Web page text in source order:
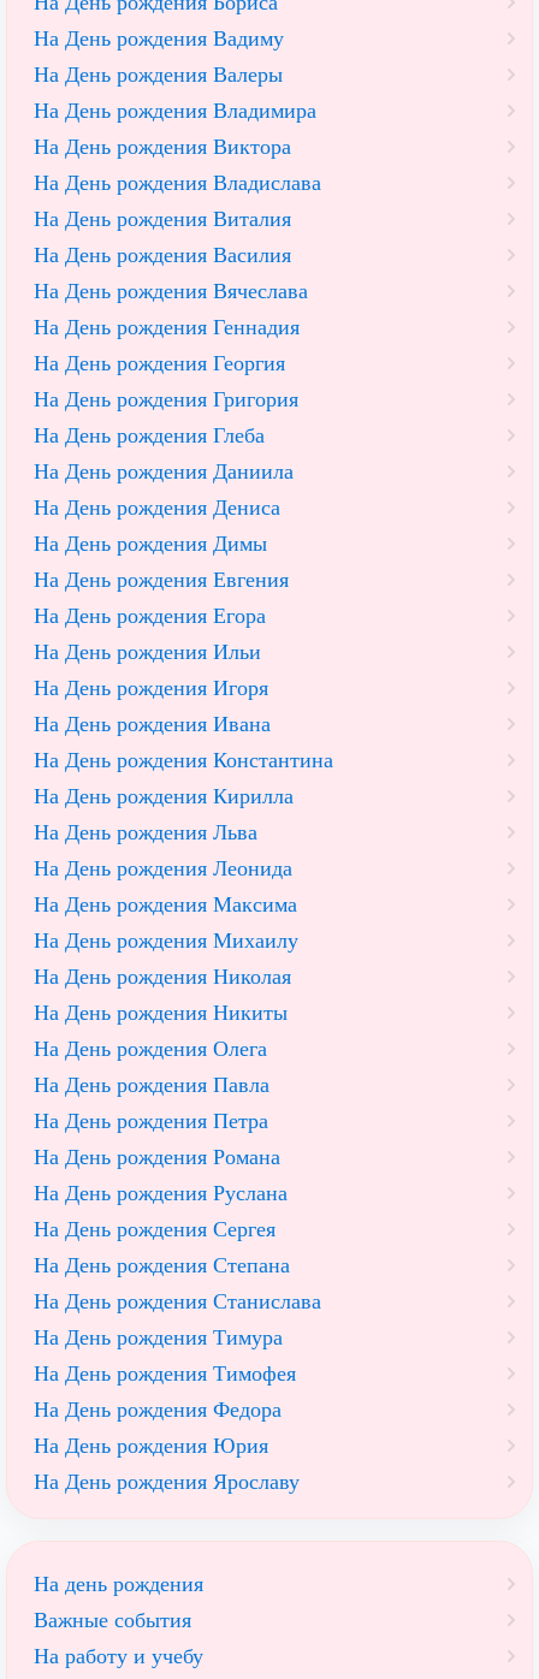
На День рождения Вадиму
На День рождения Валеры
На День рождения Владимира
На День рождения Виктора
На День рождения Владислава
На День рождения Виталия
На День рождения Василия
На День рождения Вячеслава
На День рождения Геннадия
На День рождения Георгия
На День рождения Григория
На День рождения Глеба
На День рождения Даниила
На День рождения Дениса
На День рождения Димы
На День рождения Евгения
На День рождения Егора
На День рождения Ильи
На День рождения Игоря
На День рождения Ивана
На День рождения Константина
На День рождения Кирилла
На День рождения Льва
На День рождения Леонида
На День рождения Максима
На День рождения Михаилу
На День рождения Николая
На День рождения Никиты
На День рождения Олега
На День рождения Павла
На День рождения Петра
На День рождения Романа
На День рождения Руслана
На День рождения Сергея
На День рождения Степана
На День рождения Станислава
На День рождения Тимура
На День рождения Тимофея
На День рождения Федора
На День рождения Юрия
На День рождения Ярославу
На день рождения
Важные события
На работу и учебу